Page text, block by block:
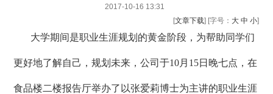
2017-10-16 13:31
[文章下载] [字号： 大 中 小]
大学期间是职业生涯规划的黄金阶段，为帮助同学们
更好地了解自己，规划未来，公司于10月15日晚七点，在
食品楼二楼报告厅举办了以张爱莉博士为主讲的职业生涯